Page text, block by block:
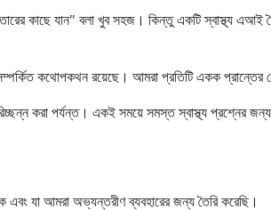
কাছে যান" বলা খুব সহজ। কিন্তু একটি স্বাস্থ্য
সম্পর্কিত কথোপকথন রয়েছে। আমরা প্রতিটি একক প্রান্তের
করা পর্যন্ত। একই সময়ে সমস্ত স্বাস্থ্য প্রশ্নের
এবং যা আমরা অভ্যন্তরীণ ব্যবহারের জন্য তৈরি করেছি।